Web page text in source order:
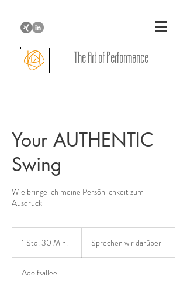
The Art of Performance
Your AUTHENTIC
Swing
Wie bringe ich meine Persönlichkeit zum
Ausdruck
1 Std. 30 Min.
3
darüber
Sprechen wir darüber
Adolfsallee